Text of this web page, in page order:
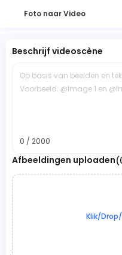
Foto naar Video
Beschrijf videoscène
Op basis van beelden en
Voorbeeld: @Image 1 en
0 / 2000
Afbeeldingen uploaden
Klik/